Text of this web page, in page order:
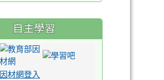
自主學習
因材網登入